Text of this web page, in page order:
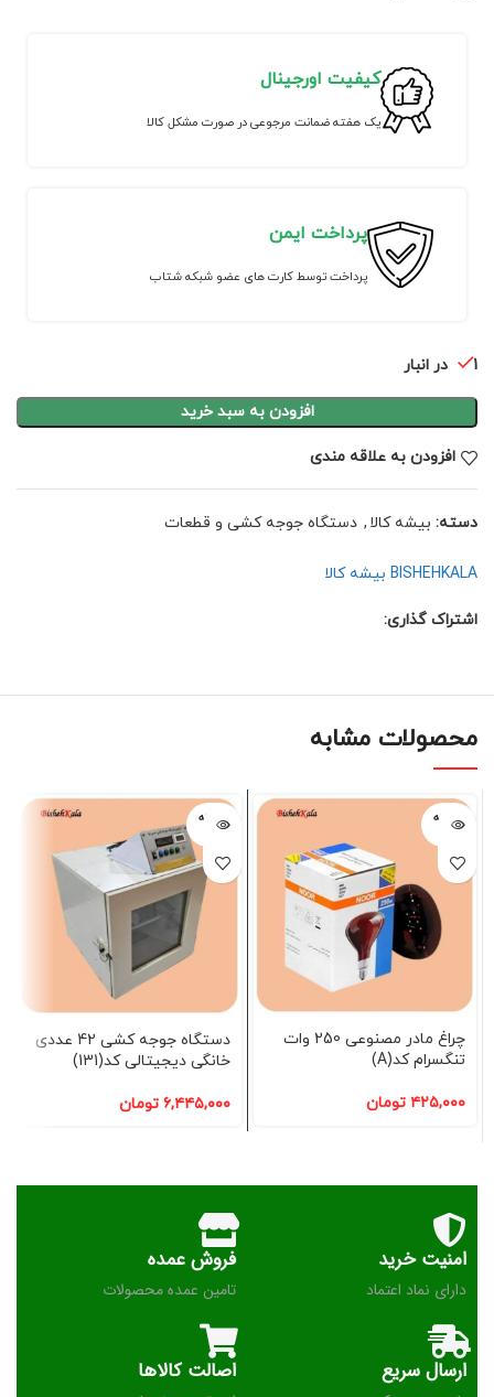
کیفیت اورجینال
یک هفته ضمانت مرجوعی در صورت مشکل کالا
پرداخت ایمن
پرداخت توسط کارت های عضو شبکه شتاب
1 در انبار
افزودن به سبد خرید
افزودن به علاقه مندی
دسته: بیشه کالا , دستگاه جوجه کشی و قطعات
BISHEHKALA بیشه کالا
اشتراک گذاری:
محصولات مشابه
فروخته
شده
چراغ مادر مصنوعی 250 وات
تنگسرام کد(A)
۴۲۵,۰۰۰ تومان
فروخته
شده
دستگاه جوجه کشی 42 عددی
خانگی دیجیتالی کد(131)
۶,۴۴۵,۰۰۰ تومان
امنیت خرید
دارای نماد اعتماد
فروش عمده
تامین عمده محصولات
ارسال سریع اصالت کالاها